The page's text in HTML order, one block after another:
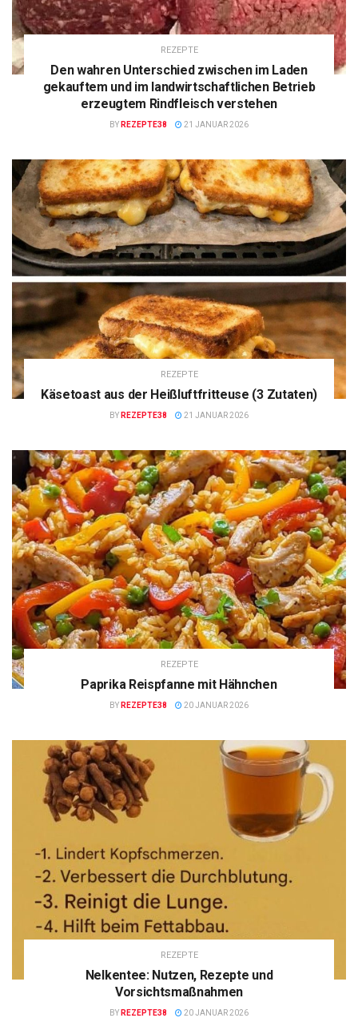
REZEPTE
Den wahren Unterschied zwischen im Laden
gekauftem und im landwirtschaftlichen Betrieb
erzeugtem Rindfleisch verstehen
BY REZEPTE38 21 JANUAR 2026
REZEPTE
Käsetoast aus der Heißluftfritteuse (3 Zutaten)
BY REZEPTE38 21 JANUAR 2026
REZEPTE
Paprika Reispfanne mit Hähnchen
BY REZEPTE38 20 JANUAR 2026
REZEPTE
Nelkentee: Nutzen, Rezepte und
Vorsichtsmaßnahmen
BY REZEPTE38 20 JANUAR 2026